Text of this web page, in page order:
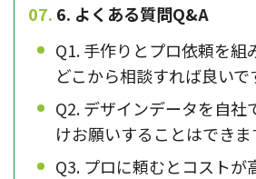
6. よくある質問Q&A
Q1. 手作りとプロ依頼を組
どこから相談すれば良いで
Q2. デザインデータを自社
けお願いすることはできま
Q3. プロに頼むとコストが